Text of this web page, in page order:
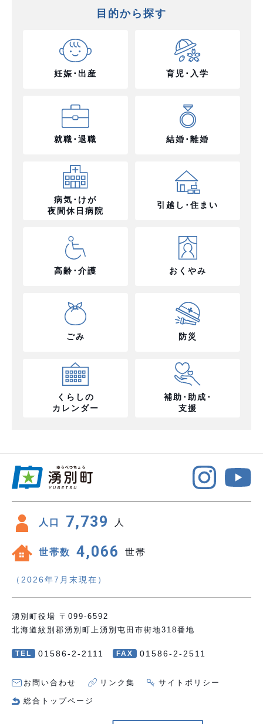
目的から探す
妊娠･出産 育児･入学
就職･退職 結婚･離婚
病気･けが
夜間休日病院
引越し･住まい
高齢･介護 おくやみ
ごみ 防災
くらしの
カレンダー
補助･助成･
支援
人口 7,739 人
世帯数 4,066 世帯
（2026年7月末現在）
湧別町役場 〒099-6592
北海道紋別郡湧別町上湧別屯田市街地318番地
TEL 01586-2-2111 FAX 01586-2-2511
お問い合わせ リンク集 サイトポリシー
総合トップページ